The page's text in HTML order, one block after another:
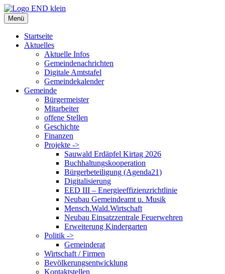
Zum
Inhalt
springen
Menü
Startseite
Aktuelles
Aktuelle Infos
Gemeindenachrichten
Digitale Amtstafel
Gemeindekalender
Gemeinde
Bürgermeister
Mitarbeiter
offene Stellen
Geschichte
Finanzen
Projekte ->
Sauwald Erdäpfel Kirtag 2026
Buchhaltungskooperation
Bürgerbeteiligung (Agenda21)
Digitalisierung
EED III – Energieeffizienzrichtlinie
Neubau Gemeindeamt u. Musik
Mensch.Wald.Wirtschaft
Neubau Einsatzzentrale Feuerwehren
Erweiterung Kindergarten
Politik ->
Gemeinderat
Wirtschaft / Firmen
Bevölkerungsentwicklung
Kontaktstellen